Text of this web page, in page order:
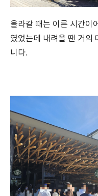
올라갈 때는 이른 시간이
였었는데 내려올 땐 거의
니다.